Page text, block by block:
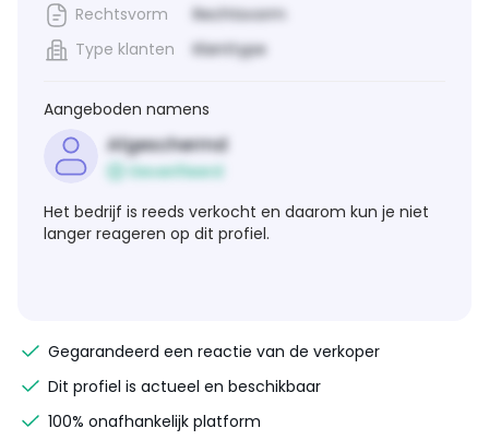
Rechtsvorm
Rechtsvorm
Type klanten
Klanttype
Aangeboden namens
Afgeschermd
Geverifieerd
Het bedrijf is reeds verkocht en daarom kun je niet
langer reageren op dit profiel.
Gegarandeerd een reactie van de verkoper
Dit profiel is actueel en beschikbaar
100% onafhankelijk platform